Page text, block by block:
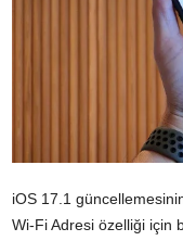
iOS 17.1
Wi-Fi Adresi özelliği için